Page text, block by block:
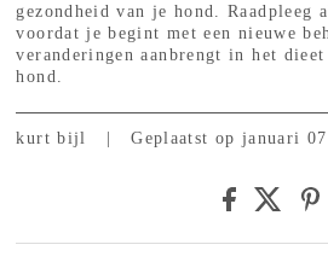
gezondheid van je hond. Raadpleeg
voordat je begint met een nieuwe
veranderingen aanbrengt in het
hond.
kurt bijl Geplaatst op januari